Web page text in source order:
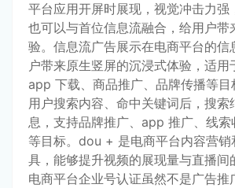
平台应用开屏时展现，视觉冲击力强
也可以与首位信息流融合，给用户带
验。信息流广告展示在电商平台的信
户带来原生竖屏的沉浸式体验，适用
app 下载、商品推广、品牌传播等目
用户搜索内容、命中关键词后，搜索
息，支持品牌推广、app 推广、线索
等目标。dou + 是电商平台内容营销
具，能够提升视频的展现量与直播间
电商平台企业号认证虽然不是广告推